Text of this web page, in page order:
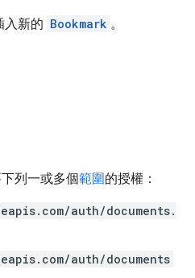
入新的 Bookmark 。
列一或多個範圍的授權：
auth/documents.
auth/documents